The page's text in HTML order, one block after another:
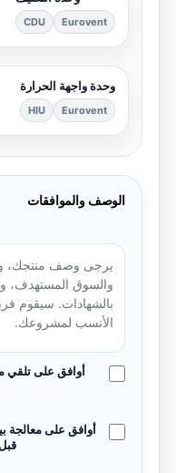
Eurovent
CDU
وحدة واجهة الحرارة
Eurovent
HIU
الوصف والموافقات
أوافق على تلقي
أوافق على معالجة